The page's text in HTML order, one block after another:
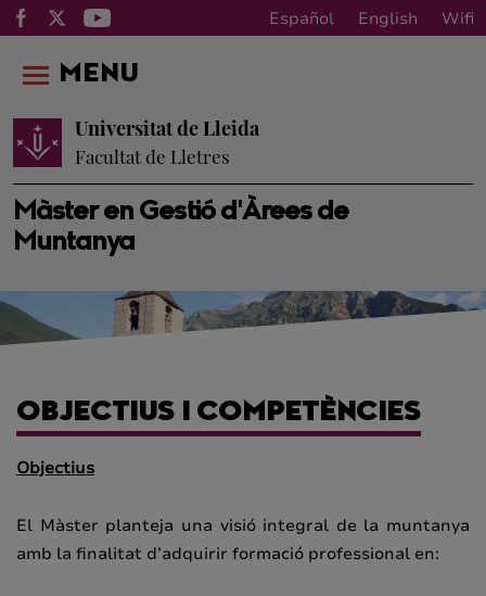
Español English Wifi
Màster en Gestió d'Àrees de
Muntanya
Universitat de Lleida
Facultat de Lletres
MENU
OBJECTIUS I COMPETÈNCIES
Objectius
El Màster planteja una visió integral de la muntanya
amb la finalitat d’adquirir formació professional en: